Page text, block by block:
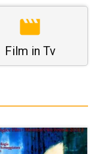
Film in Tv